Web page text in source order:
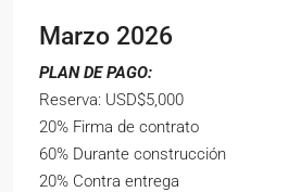
Marzo 2026
PLAN DE PAGO:
Reserva: USD$5,000
20% Firma de contrato
60% Durante construcción
20% Contra entrega